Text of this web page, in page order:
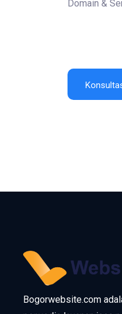
Domain &
Bogorwebsite.com